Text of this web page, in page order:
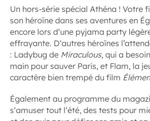
Un hors-série spécial Athéna ! Votre
son héroïne dans ses aventures en
encore lors d‘une pyjama party
effrayante. D‘autres héroïnes
: Ladybug de Miraculous, qui a
main pour sauver Paris, et Flam, la
caractère bien trempé du film
Également au programme du
s‘amuser tout l‘été, des tests pour